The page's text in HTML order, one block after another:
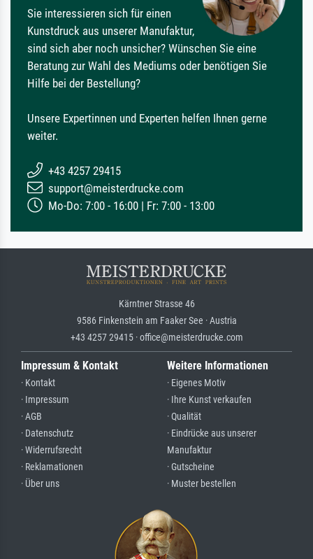
Sie interessieren sich für einen
Kunstdruck aus unserer Manufaktur,
sind sich aber noch unsicher? Wünschen Sie eine
Beratung zur Wahl des Mediums oder benötigen Sie
Hilfe bei der Bestellung?
Unsere Expertinnen und Experten helfen Ihnen gerne
weiter.
+43 4257 29415
support@meisterdrucke.com
Mo-Do: 7:00 - 16:00 | Fr: 7:00 - 13:00
Kärntner Strasse 46
9586 Finkenstein am Faaker See · Austria
+43 4257 29415 · office@meisterdrucke.com
Impressum & Kontakt
· Kontakt
· Impressum
· AGB
· Datenschutz
· Widerrufsrecht
· Reklamationen
· Über uns
Weitere Informationen
· Eigenes Motiv
· Ihre Kunst verkaufen
· Qualität
· Eindrücke aus unserer
Manufaktur
· Gutscheine
· Muster bestellen